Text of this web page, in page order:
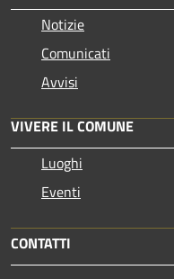
Notizie
Comunicati
Avvisi
VIVERE IL COMUNE
Luoghi
Eventi
CONTATTI